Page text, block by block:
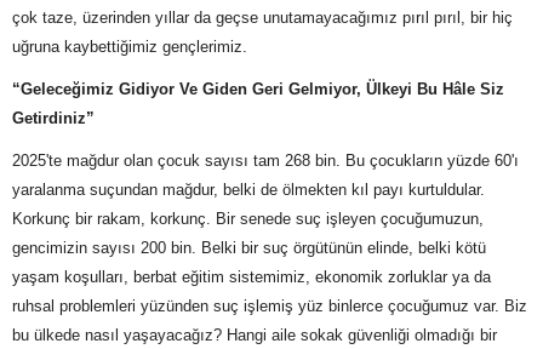
çok taze, üzerinden yıllar da geçse unutamayacağımız pırıl pırıl, bir hiç
uğruna kaybettiğimiz gençlerimiz.
“Geleceğimiz Gidiyor Ve Giden Geri Gelmiyor, Ülkeyi Bu Hâle Siz
Getirdiniz”
2025'te mağdur olan çocuk sayısı tam 268 bin. Bu çocukların yüzde 60'ı
yaralanma suçundan mağdur, belki de ölmekten kıl payı kurtuldular.
Korkunç bir rakam, korkunç. Bir senede suç işleyen çocuğumuzun,
gencimizin sayısı 200 bin. Belki bir suç örgütünün elinde, belki kötü
yaşam koşulları, berbat eğitim sistemimiz, ekonomik zorluklar ya da
ruhsal problemleri yüzünden suç işlemiş yüz binlerce çocuğumuz var. Biz
bu ülkede nasıl yaşayacağız? Hangi aile sokak güvenliği olmadığı bir